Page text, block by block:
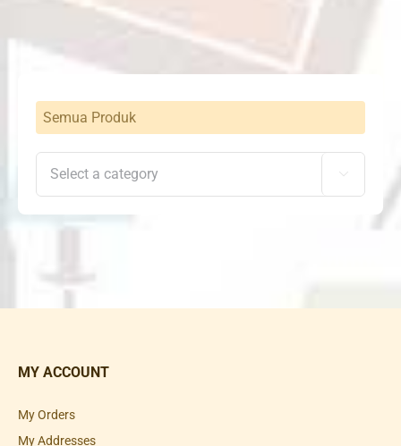
Rp3,553,000.
Semua Produk

MY ACCOUNT
My Orders
My Addresses